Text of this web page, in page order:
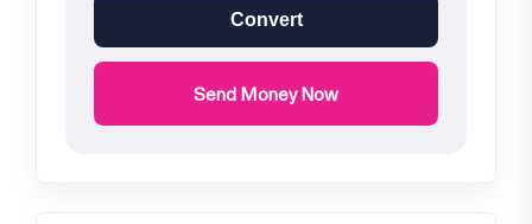
Convert
Send Money Now